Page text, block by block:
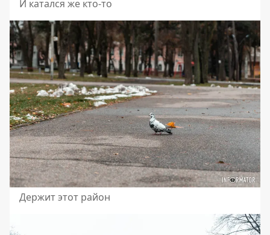
И катался же кто-то
Держит этот район